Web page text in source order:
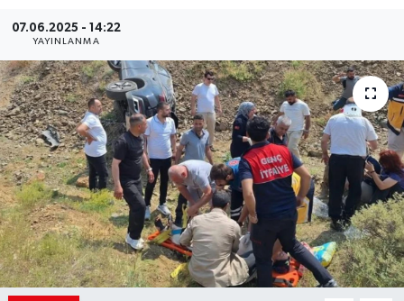
07.06.2025 - 14:22
YAYINLANMA